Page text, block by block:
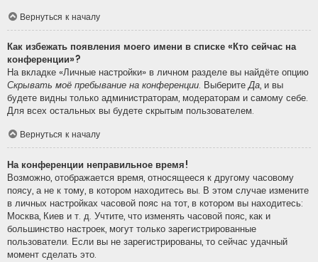
Вернуться к началу
Как избежать появления моего имени в списке «Кто сейчас на
конференции»?
На вкладке «Личные настройки» в личном разделе вы найдёте опцию
Скрывать моё пребывание на конференции. ВыберитеДа, и вы
будете видны только администраторам, модераторам и самому себе.
Для всех остальных вы будете скрытым пользователем.
Вернуться к началу
На конференции неправильное время!
Возможно, отображается время, относящееся к другому часовому
поясу, а не к тому, в котором находитесь вы. В этом случае измените
в личных настройках часовой пояс на тот, в котором вы находитесь:
Москва, Киев и т. д. Учтите, что изменять часовой пояс, как и
большинство настроек, могут только зарегистрированные
пользователи. Если вы не зарегистрированы, то сейчас удачный
момент сделать это.